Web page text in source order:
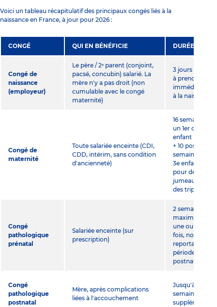
Voici un tableau récapitulatif des principaux congés liés à la
naissance en France, à jour pour 2026 :
CONGÉ QUI EN BÉNÉFICIE DURÉE
Congé de
naissance
(employeur)
Le père / 2ᵉ parent (conjoint,
pacsé, concubin) salarié. La
mère n'y a pas droit (non
cumulable avec le congé
maternité)
3 jours
à prendre
à la naissance
Congé de
maternité
Toute salariée enceinte (CDI,
CDD, intérim, sans condition
d'ancienneté)
16 semaines
un 1er ou 2e
enfant (6
+ 10 postnatal),
semaines dès
3e enfant, 34
pour des
jumeaux, 46
des triplés
Congé
pathologique
prénatal
Salariée enceinte (sur
prescription)
2 semaines
maximum, en
une ou
fois, non
reportable sur
période
postnatale
Congé
pathologique
postnatal
Mère, après complications
liées à l'accouchement
Jusqu'à 4
semaines